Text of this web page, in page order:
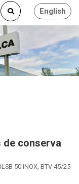
English
de conserva
50 INOX, BTV 45/25